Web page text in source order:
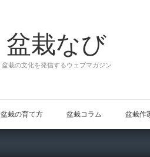
盆栽なび
盆栽の文化を発信するウェブマガジン
盆栽の育て方 盆栽コラム 盆栽作